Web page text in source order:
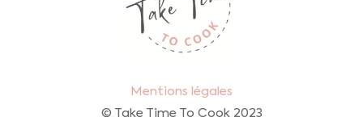
Mentions légales
© Take Time To Cook 2023